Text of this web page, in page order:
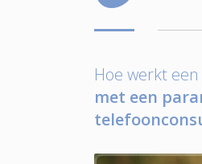
Hoe werkt een
met een